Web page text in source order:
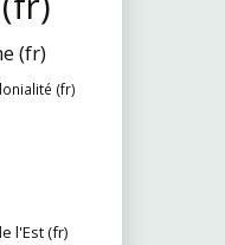
(fr)
(fr)
l'Est (fr)